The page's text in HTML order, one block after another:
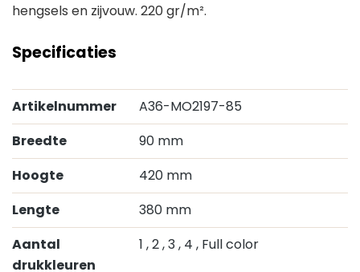
hengsels en zijvouw. 220 gr/m².
Specificaties
Artikelnummer
A36-MO2197-85
Breedte
90 mm
Hoogte
420 mm
Lengte
380 mm
Aantal
drukkleuren
1 , 2, 3, 4 , Full color